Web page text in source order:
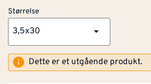
Størrelse
3,5x30
Dette er et utgående produkt.